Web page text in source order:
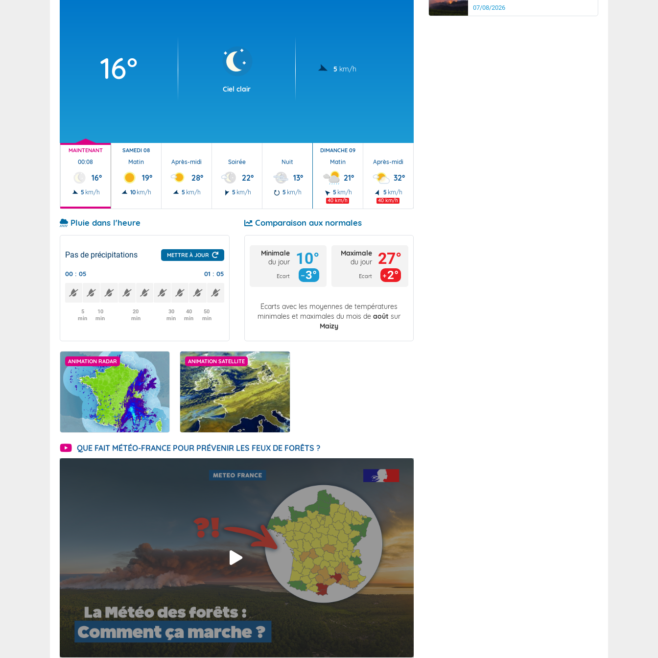
16°
Ciel clair
5 km/h
MAINTENANT
00:08
16°
5 km/h
SAMEDI 08
Matin
19°
10 km/h
Après-midi
28°
5 km/h
Soirée
22°
5 km/h
Nuit
13°
5 km/h
DIMANCHE 09
Matin
21°
5 km/h
40 km/h
Après-midi
32°
5 km/h
40 km/h
Pluie dans l'heure
Pas de précipitations METTRE À JOUR
00 : 05 01 : 05
5
min
10
min
20
min
30
min
40
min
50
min
Comparaison aux normales
Minimale
du jour
Ecart
10°
3°
Maximale
du jour
Ecart
27°
2°
Écarts avec les moyennes de températures
minimales et maximales du mois de août sur
Maizy
ANIMATION RADAR ANIMATION SATELLITE
QUE FAIT MÉTÉO-FRANCE POUR PRÉVENIR LES FEUX DE FORÊTS ?
07/08/2026